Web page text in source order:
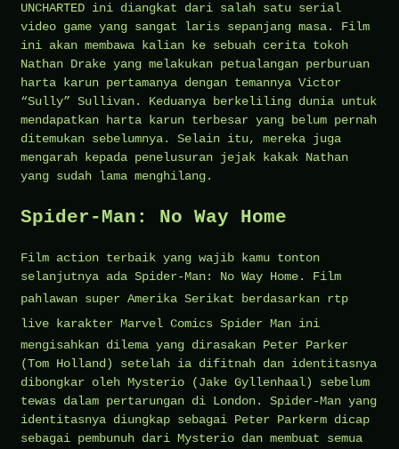
UNCHARTED ini diangkat dari salah satu serial
video game yang sangat laris sepanjang masa. Film
ini akan membawa kalian ke sebuah cerita tokoh
Nathan Drake yang melakukan petualangan perburuan
harta karun pertamanya dengan temannya Victor
“Sully” Sullivan. Keduanya berkeliling dunia untuk
mendapatkan harta karun terbesar yang belum pernah
ditemukan sebelumnya. Selain itu, mereka juga
mengarah kepada penelusuran jejak kakak Nathan
yang sudah lama menghilang.
Spider-Man: No Way Home
Film action terbaik yang wajib kamu tonton
selanjutnya ada Spider-Man: No Way Home. Film
pahlawan super Amerika Serikat berdasarkan rtp
live karakter Marvel Comics Spider Man ini
mengisahkan dilema yang dirasakan Peter Parker
(Tom Holland) setelah ia difitnah dan identitasnya
dibongkar oleh Mysterio (Jake Gyllenhaal) sebelum
tewas dalam pertarungan di London. Spider-Man yang
identitasnya diungkap sebagai Peter Parkerm dicap
sebagai pembunuh dari Mysterio dan membuat semua